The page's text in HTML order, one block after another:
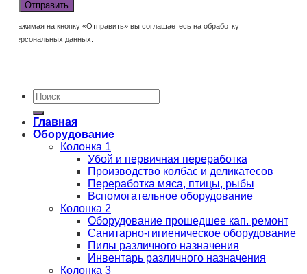
Нажимая на кнопку «Отправить» вы соглашаетесь на обработку
персональных данных.
Главная
Оборудование
Колонка 1
Убой и первичная переработка
Производство колбас и деликатесов
Переработка мяса, птицы, рыбы
Вспомогательное оборудование
Колонка 2
Оборудование прошедшее кап. ремонт
Санитарно-гигиеническое оборудование
Пилы различного назначения
Инвентарь различного назначения
Колонка 3